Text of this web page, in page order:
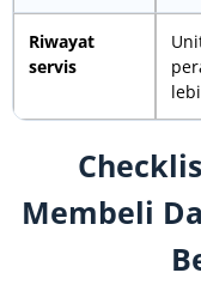
Riwayat
servis
Membeli